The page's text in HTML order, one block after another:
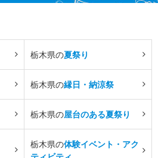
栃木県の夏祭り
栃木県の縁日・納涼祭
栃木県の屋台のある夏祭り
栃木県の体験イベント・アク